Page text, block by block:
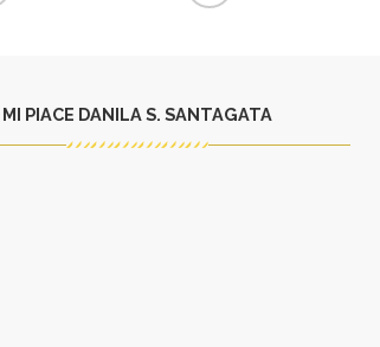
MI PIACE DANILA S. SANTAGATA